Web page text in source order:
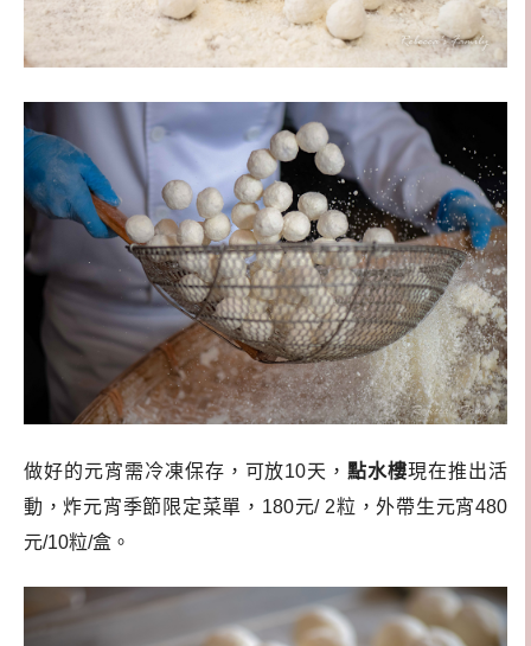
做好的元宵需冷凍保存，可放10天，點水樓現在推出活
動，炸元宵季節限定菜單，180元/ 2粒，外帶生元宵480
元/10粒/盒。